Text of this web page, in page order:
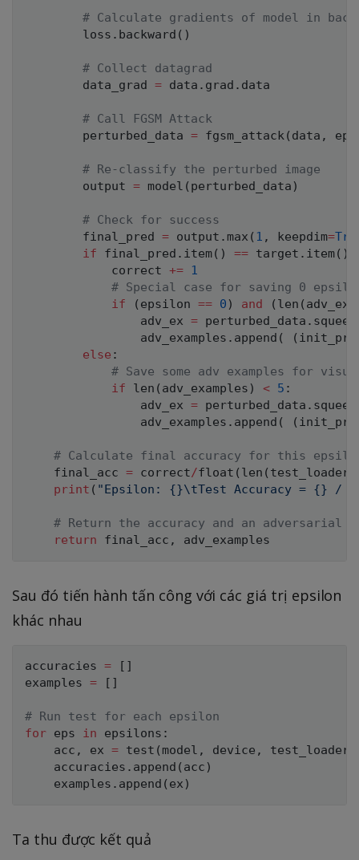
# Calculate gradients of model in
        loss
. backward ( )
# Collect datagrad
        data_grad
= data . grad . data
# Call FGSM Attack
        perturbed_data
= fgsm_attack( data ,
# Re-classify the perturbed image
        output
= model ( perturbed_data )
# Check for success
        final_pred
= output . max ( 1 , keepdim=
if final_pred . item( ) == target . item( )
            correct
+=
1
# Special case for saving 0
if
( epsilon == 0 ) and ( len (
                adv_ex
= perturbed_data .
                adv_examples
. append ( (
else :
# Save some adv examples for
if
len ( adv_examples ) < 5 :
                adv_ex
= perturbed_data .
                adv_examples
. append ( (
# Calculate final accuracy for this
    final_acc
= correct/float ( len ( test_loader
print ( "Epsilon: {}\tTest Accuracy = {} /
# Return the accuracy and an adversarial
return final_acc ,
Sau đó tiến hành tấn công với các giá trị epsilon
khác nhau
accuracies = [ ]
examples = [ ]
# Run test for each epsilon
for eps in epsilons :
    acc
, ex = test ( model , device , test_loader
    accuracies
. append ( acc )
    examples
. append ( ex )
Ta thu được kết quả